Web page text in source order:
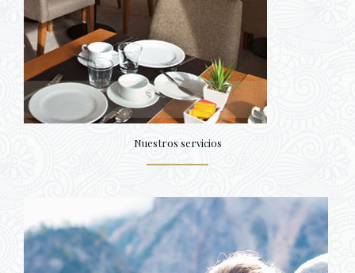
Nuestros servicios